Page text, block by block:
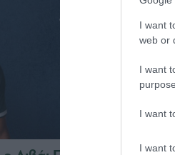
I want
web or
I want
I want
I want